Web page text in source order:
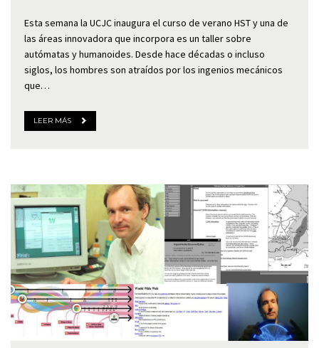
Esta semana la UCJC inaugura el curso de verano HST y una de
las áreas innovadora que incorpora es un taller sobre
autómatas y humanoides. Desde hace décadas o incluso
siglos, los hombres son atraídos por los ingenios mecánicos
que…
LEER MÁS